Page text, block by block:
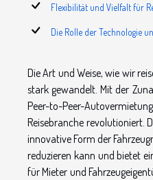
Flexibilität und Vielfalt für
Die Rolle der Technologie
Die Art und Weise, wie wir
stark gewandelt. Mit der
Peer-to-Peer-
Reisebranche revolutioniert.
innovative Form der
reduzieren kann und bietet
für Mieter und